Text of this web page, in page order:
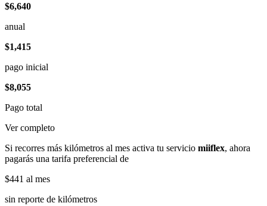
$6,640
anual
$1,415
pago inicial
$8,055
Pago total
Ver completo
Si recorres más kilómetros al mes activa tu servicio miiflex, ahora
pagarás una tarifa preferencial de
$441 al mes
sin reporte de kilómetros